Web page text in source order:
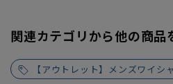
関連カテゴリから他の商品
【アウトレット】メンズワイシ